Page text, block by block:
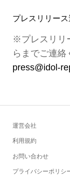
プレスリリー
※プレスリリ
らまでご連絡
press@idol-
運営会社
利用規約
お問い合わせ
プライバシーポリシ